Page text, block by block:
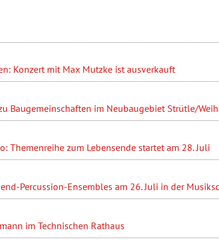
Konzert mit Max Mutzke ist ausverkauft
Baugemeinschaften im Neubaugebiet Strütle/
Themenreihe zum Lebensende startet am 28. Juli
Percussion-Ensembles am 26. Juli in der
im Technischen Rathaus